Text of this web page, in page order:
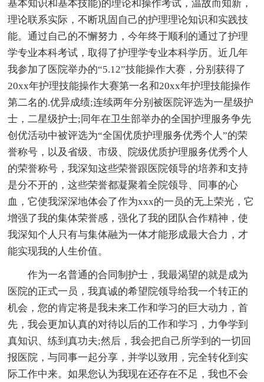
基本知识和基本技能)的理论和操作考试，温故而知新，
理论联系实际，不断巩固自己的护理理论知识和实践技
能。通过自己的不懈努力，今年终于顺利的通过了护理
学专业本科考试，取得了护理学专业本科学历。近几年
我参加了医院举办的“5.12”技能操作大赛，分别获得了
20xx年护理技能操作大赛第一名和20xx年护理技能操作
第二名的.优异成绩;连续两年分别被医院评选为一星级护
士，二星级护士;同年在卫生部举办的全国护理服务争先
创优活动中被评选为“全国优质护理服务优秀个人”的荣
誉称号，以及省级、市级、院级优质护理服务优秀个人
的荣誉称号，我深知这些荣誉跟医院领导的培养和支持
是分不开的，这些荣誉都凝聚着全院领导、同事的心
血，它使我深深地体会了作为xxx的一员的无上荣光，它
增强了我的集体荣誉感，强化了我的团队合作精神，使
我深知个人只有与集体融为一体才能形成最大合力，才
能实现我的人生价值。
作为一名普通的合同制护士，我最渴望的就是成为
医院的正式一员，我真诚的希望院领导给我一个转正的
机会，您的肯定将是我未来工作和学习的巨大动力，首
先，我会更加认真的对待以后的工作和学习，力争学到
真知识、练到真功夫;然后，我会把自己所学到的一切回
报医院，与同事一起分享，并学以致用，完全转化到实
际工作中来。如果您认为我现在还存在不足，我也不会